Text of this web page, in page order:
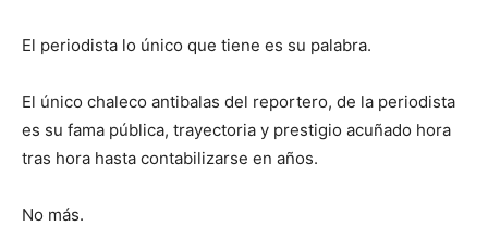
El periodista lo único que tiene es su palabra.
El único chaleco antibalas del reportero, de la periodista
es su fama pública, trayectoria y prestigio acuñado hora
tras hora hasta contabilizarse en años.
No más.